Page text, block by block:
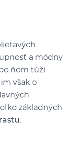
a módny
ňom túži
však o
základných